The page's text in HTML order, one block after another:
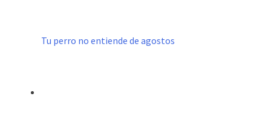
Tu perro no entiende de agostos